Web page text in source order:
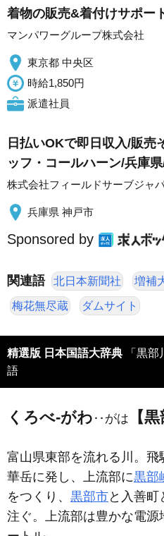
着物の販売&着付けサポー
マンパワーグループ株式会社
東京都 中央区
時給1,850円
派遣社員
日払いOKで即日収入/販売
ッフ・コールハーン/兵庫
株式会社フィールドサーブジャ
兵庫県 神戸市
Sponsored by
関連語 北日本新聞社 増補
梅花無尽蔵 ダムサイト
精選版 日本国語大辞典
語
くろべ‐がわ ‥がは 【
富山県東部を流れる川。
華岳に発し、上流部に黒部
をつくり、 黒部市と入善町
注ぐ。上流部は豊かな電源